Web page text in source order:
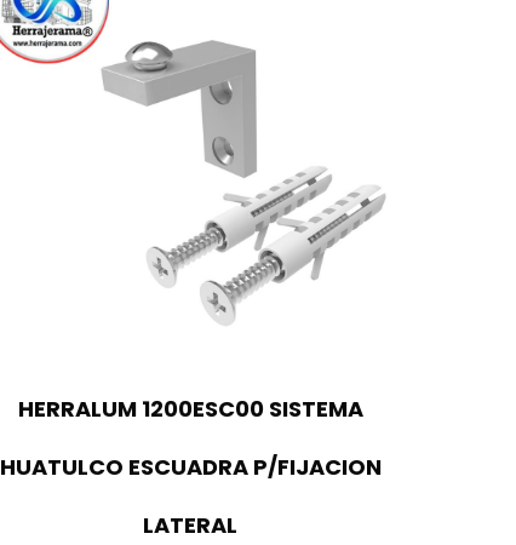
HERRALUM 1200ESC00 SISTEMA
HUATULCO ESCUADRA P/FIJACION
LATERAL